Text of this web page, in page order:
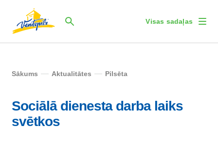
Visas sadaļas
Sākums Aktualitātes Pilsēta
Sociālā dienesta darba laiks
svētkos